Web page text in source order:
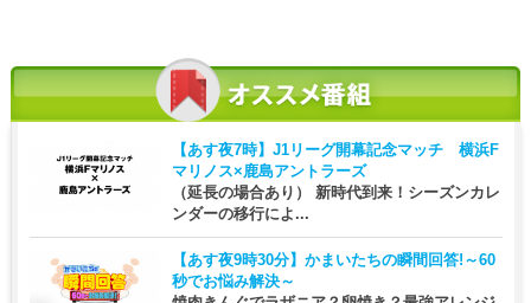
【あす夜7時】 J1リーグ開幕記念マッチ 横浜F
マリノス×鹿島アントラーズ
（延長の場合あり） 新時代到来！シーズンカレ
ンダーの移行によ...
【あす夜9時30分】 かまいたちの瞬間回答!～60
秒でお悩み解決～